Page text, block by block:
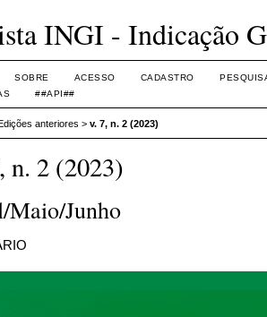
INGI - Indicação
SOBRE ACESSO CADASTRO
##API##
anteriores > v. 7, n. 2 (2023)
n. 2 (2023)
Junho